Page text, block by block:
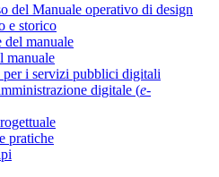
del Manuale operativo di design
e storico
del manuale
manuale
per i servizi pubblici digitali
digitale (e-
pratiche